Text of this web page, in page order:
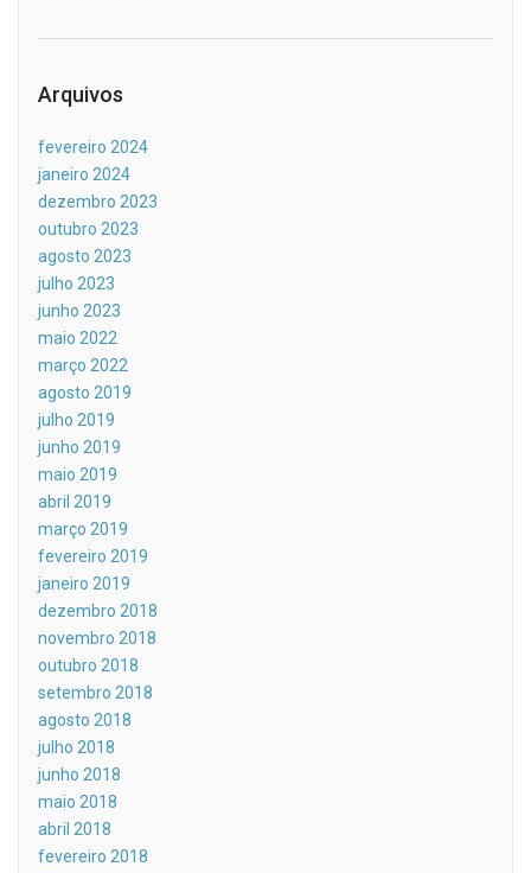
Arquivos
fevereiro 2024
janeiro 2024
dezembro 2023
outubro 2023
agosto 2023
julho 2023
junho 2023
maio 2022
março 2022
agosto 2019
julho 2019
junho 2019
maio 2019
abril 2019
março 2019
fevereiro 2019
janeiro 2019
dezembro 2018
novembro 2018
outubro 2018
setembro 2018
agosto 2018
julho 2018
junho 2018
maio 2018
abril 2018
fevereiro 2018